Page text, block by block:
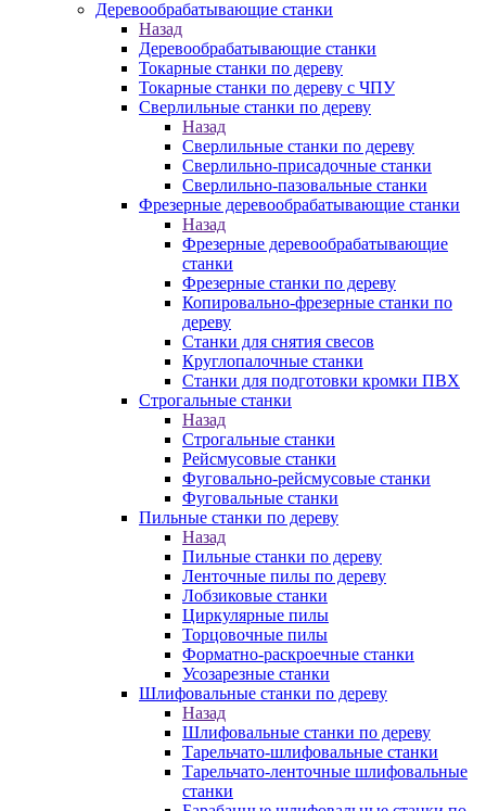
Деревообрабатывающие станки
Назад
Деревообрабатывающие станки
Токарные станки по дереву
Токарные станки по дереву с ЧПУ
Сверлильные станки по дереву
Назад
Сверлильные станки по дереву
Сверлильно-присадочные станки
Сверлильно-пазовальные станки
Фрезерные деревообрабатывающие станки
Назад
Фрезерные деревообрабатывающие
станки
Фрезерные станки по дереву
Копировально-фрезерные станки по
дереву
Станки для снятия свесов
Круглопалочные станки
Станки для подготовки кромки ПВХ
Строгальные станки
Назад
Строгальные станки
Рейсмусовые станки
Фуговально-рейсмусовые станки
Фуговальные станки
Пильные станки по дереву
Назад
Пильные станки по дереву
Ленточные пилы по дереву
Лобзиковые станки
Циркулярные пилы
Торцовочные пилы
Форматно-раскроечные станки
Усозарезные станки
Шлифовальные станки по дереву
Назад
Шлифовальные станки по дереву
Тарельчато-шлифовальные станки
Тарельчато-ленточные шлифовальные
станки